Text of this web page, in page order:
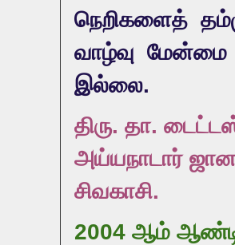
நெறிகளைத்
வாழ்வு
இல்லை.
திரு. தா.
அய்யநாடார்
சிவகாசி.
2004 ஆம்